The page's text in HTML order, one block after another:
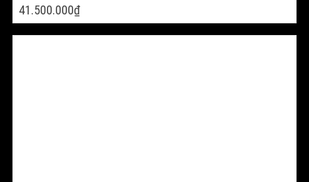
41.500.000₫